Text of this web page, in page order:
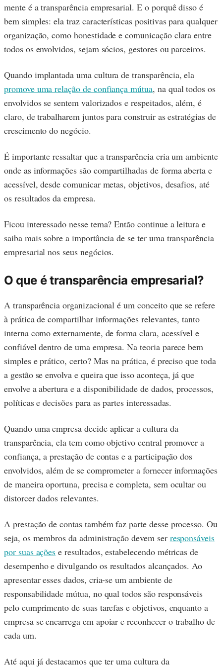
mente é a transparência empresarial. E o porquê disso é
bem simples: ela traz características positivas para qualquer
organização, como honestidade e comunicação clara entre
todos os envolvidos, sejam sócios, gestores ou parceiros.
Quando implantada uma cultura de transparência, ela
promove uma relação de confiança mútua, na qual todos os
envolvidos se sentem valorizados e respeitados, além, é
claro, de trabalharem juntos para construir as estratégias de
crescimento do negócio.
É importante ressaltar que a transparência cria um ambiente
onde as informações são compartilhadas de forma aberta e
acessível, desde comunicar metas, objetivos, desafios, até
os resultados da empresa.
Ficou interessado nesse tema? Então continue a leitura e
saiba mais sobre a importância de se ter uma transparência
empresarial nos seus negócios.
O que é transparência empresarial?
A transparência organizacional é um conceito que se refere
à prática de compartilhar informações relevantes, tanto
interna como externamente, de forma clara, acessível e
confiável dentro de uma empresa. Na teoria parece bem
simples e prático, certo? Mas na prática, é preciso que toda
a gestão se envolva e queira que isso aconteça, já que
envolve a abertura e a disponibilidade de dados, processos,
políticas e decisões para as partes interessadas.
Quando uma empresa decide aplicar a cultura da
transparência, ela tem como objetivo central promover a
confiança, a prestação de contas e a participação dos
envolvidos, além de se comprometer a fornecer informações
de maneira oportuna, precisa e completa, sem ocultar ou
distorcer dados relevantes.
A prestação de contas também faz parte desse processo. Ou
seja, os membros da administração devem ser responsáveis
por suas ações e resultados, estabelecendo métricas de
desempenho e divulgando os resultados alcançados. Ao
apresentar esses dados, cria-se um ambiente de
responsabilidade mútua, no qual todos são responsáveis
pelo cumprimento de suas tarefas e objetivos, enquanto a
empresa se encarrega em apoiar e reconhecer o trabalho de
cada um.
Até aqui já destacamos que ter uma cultura da